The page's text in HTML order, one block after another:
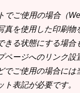
でご使用の場合（
真を使用した印刷物
きる状態にする場合
ページへのリンク設
でご使用の場合には
ト表記が必要です。